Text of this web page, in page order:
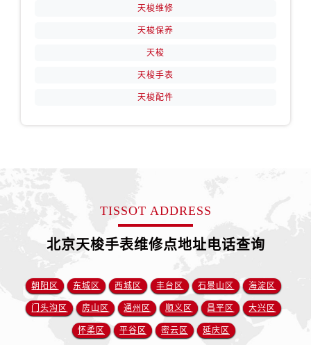
天梭维修
天梭保养
天梭
天梭手表
天梭配件
TISSOT ADDRESS
北京天梭手表维修点地址电话查询
朝阳区 东城区 西城区 丰台区 石景山区 海淀区
门头沟区 房山区 通州区 顺义区 昌平区 大兴区
怀柔区 平谷区 密云区 延庆区